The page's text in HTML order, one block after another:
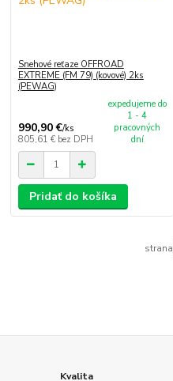
Snehové reťaze OFFROAD
EXTREME (FM 79) (kovové) 2ks
(PEWAG)
990,90 €/ks
805,61 € bez DPH
expedujeme do
1 - 4
pracovných
dní
Pridať do košíka
strana
Kvalita